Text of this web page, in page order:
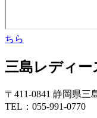
ちら
三島レディー
〒411-0841 静岡県三
TEL：055-991-0770